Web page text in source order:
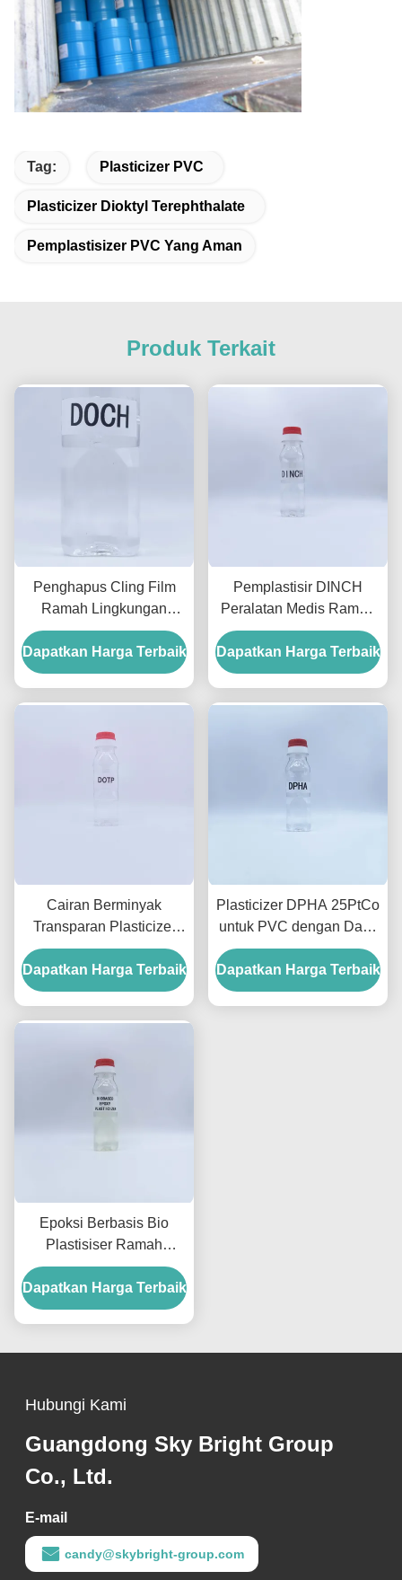
Tag: Plasticizer PVC
Plasticizer Dioktyl Terephthalate
Pemplastisizer PVC Yang Aman
Produk Terkait
Penghapus Cling Film
Ramah Lingkungan
Plasticizer DOCH Untuk
Gasket Kontak Makanan
15 PtCo
Dapatkan Harga Terbaik
Pemplastisir DINCH
Peralatan Medis Ramah
Lingkungan Ftalat Untuk
Perangkat Medis PVC
Dapatkan Harga Terbaik
Cairan Berminyak
Transparan Plasticizer
Ramah Lingkungan
Dioctyl Terephthalate
Untuk Uni Eropa
Dapatkan Harga Terbaik
Plasticizer DPHA 25PtCo
untuk PVC dengan Daya
Tahan Tinggi untuk
Kondisi Sangat Dingin
Dapatkan Harga Terbaik
Epoksi Berbasis Bio
Plastisiser Ramah
Lingkungan Pengganti
Berkelanjutan Untuk
ESBO
Dapatkan Harga Terbaik
Hubungi Kami
Guangdong Sky Bright Group
Co., Ltd.
E-mail
candy@skybright-group.com